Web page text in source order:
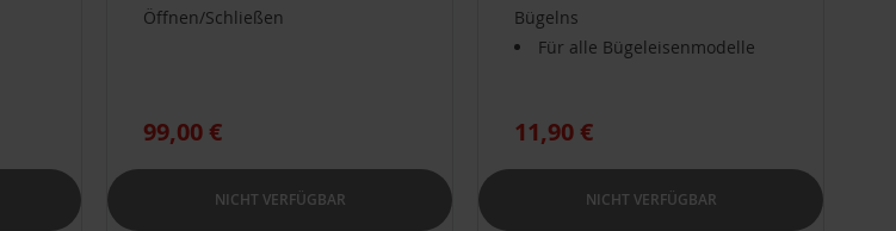
Öffnen/Schließen
99,00 €
NICHT VERFÜGBAR
Bügelns
Für alle Bügeleisenmodelle
11,90 €
NICHT VERFÜGBAR